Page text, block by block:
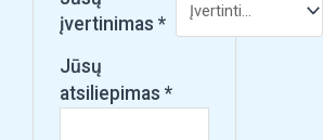
įvertinimas*
Jūsų
atsiliepimas*